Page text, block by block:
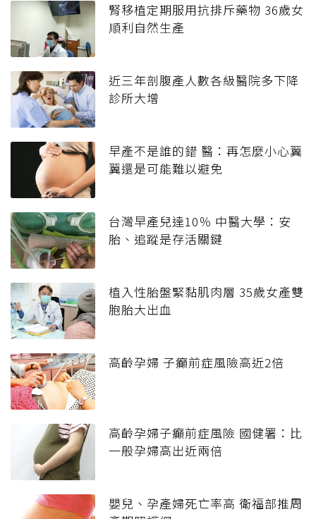
腎移植定期服用抗排斥藥物 36歲女
順利自然生產
近三年剖腹產人數各級醫院多下降
診所大增
早產不是誰的錯 醫：再怎麼小心翼
翼還是可能難以避免
台灣早產兒達10％ 中醫大學：安
胎、追蹤是存活關鍵
植入性胎盤緊黏肌肉層 35歲女產雙
胞胎大出血
高齡孕婦 子癲前症風險高近2倍
高齡孕婦子癲前症風險 國健署：比
一般孕婦高出近兩倍
嬰兒、孕產婦死亡率高 衛福部推周